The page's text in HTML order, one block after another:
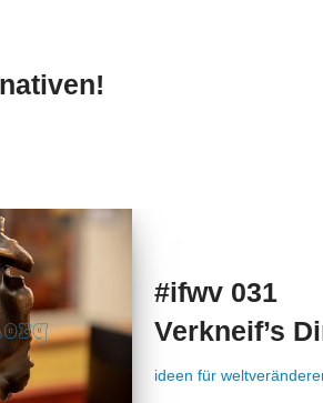
#ifwv 031
Verkneif’s
ideen für